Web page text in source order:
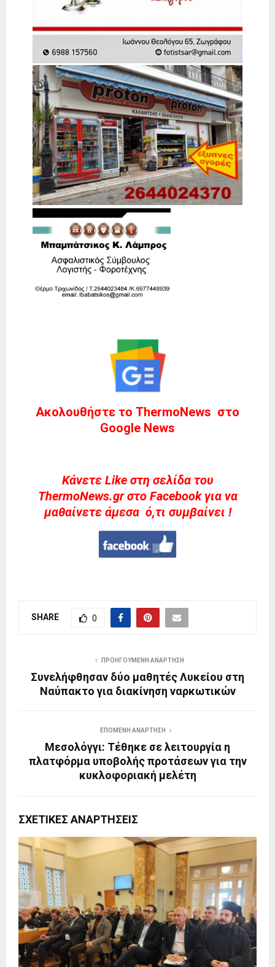
Ακολουθήστε το ThermoNews στο
Google News
Kάνετε Like στη σελίδα του
ThermoNews.gr στο Facebook για να
μαθαίνετε άμεσα ό,τι συμβαίνει !
SHARE 0
ΠΡΟΗΓΟΎΜΕΝΗ ΑΝΆΡΤΗΣΗ
Συνελήφθησαν δύο μαθητές Λυκείου στη
Ναύπακτο για διακίνηση ναρκωτικών
ΕΠΌΜΕΝΗ ΑΝΆΡΤΗΣΗ
Μεσολόγγι: Τέθηκε σε λειτουργία η
πλατφόρμα υποβολής προτάσεων για την
κυκλοφοριακή μελέτη
ΣΧΕΤΙΚΈΣ ΑΝΑΡΤΉΣΕΙΣ